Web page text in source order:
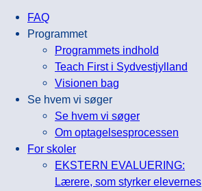
FAQ
Programmet
Programmets indhold
Teach First i Sydvestjylland
Visionen bag
Se hvem vi søger
Se hvem vi søger
Om optagelsesprocessen
For skoler
EKSTERN EVALUERING:
Lærere, som styrker elevernes